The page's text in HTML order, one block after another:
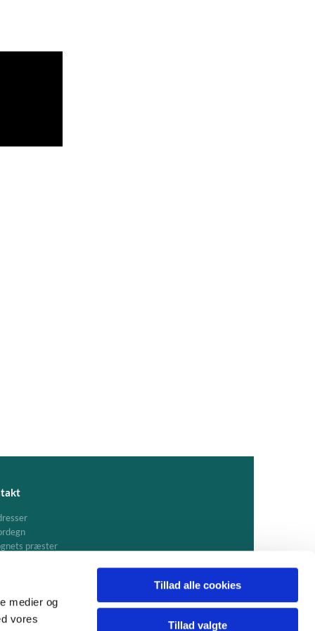
medier og
vores
Tillad alle cookies
Tillad valgte
præster